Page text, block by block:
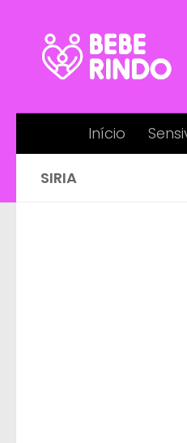
Início
SIRIA